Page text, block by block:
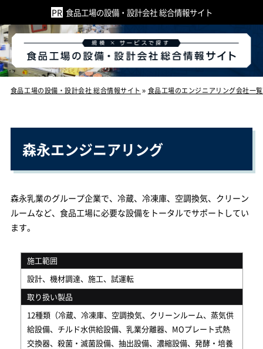
食品工場の設備・設計会社 総合情報サイト
食品工場の設備・設計会社 総合情報サイト » 食品工場のエンジニアリング会社一覧
森永エンジニアリング
森永乳業のグループ企業で、冷蔵、冷凍庫、空調換気、クリーン
ルームなど、食品工場に必要な設備をトータルでサポートしてい
ます。
施工範囲
設計、機材調達、施工、試運転
取り扱い製品
12種類（冷蔵、冷凍庫、空調換気、クリーンルーム、蒸気供
給設備、チルド水供給設備、乳業分離器、MOプレート式熱
交換器、殺菌・滅菌設備、抽出設備、濃縮設備、発酵・培養